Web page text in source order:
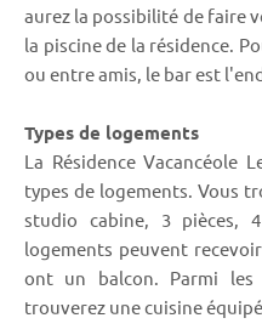
aurez la possibilité de faire
la piscine de la résidence.
ou entre amis, le bar est
Types de logements
La Résidence Vacancéole
types de logements. Vous
studio cabine, 3 pièces,
logements peuvent
ont un balcon. Parmi les
trouverez une cuisine